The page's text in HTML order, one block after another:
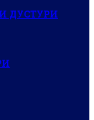
ДУСТУРИ